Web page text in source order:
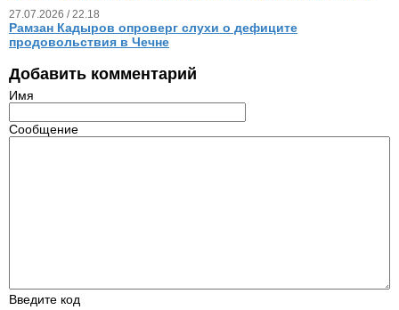
27.07.2026 / 22.18
Рамзан Кадыров опроверг слухи о дефиците
продовольствия в Чечне
Добавить комментарий
Имя
Сообщение
Введите код